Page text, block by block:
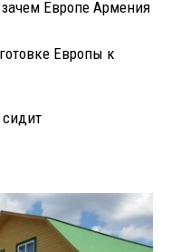
Европе Армения
Европы к
сидит